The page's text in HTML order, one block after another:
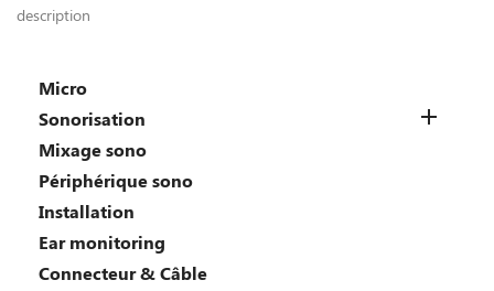
description
Micro
Sonorisation

Mixage sono
Périphérique sono
Installation
Ear monitoring
Connecteur & Câble